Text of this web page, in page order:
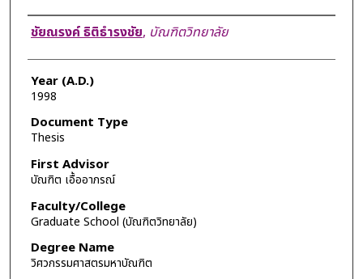
Author
ชัยณรงค์ ธิติธำรงชัย, บัณฑิตวิทยาลัย
Year (A.D.)
1998
Document Type
Thesis
First Advisor
บัณฑิต เอื้ออาภรณ์
Faculty/College
Graduate School (บัณฑิตวิทยาลัย)
Degree Name
วิศวกรรมศาสตรมหาบัณฑิต